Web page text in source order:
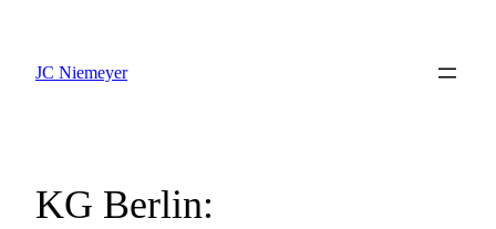
springen
JC Niemeyer
KG Berlin: